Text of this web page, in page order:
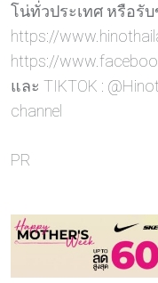
โน่ทั่วประเทศ หรือรั
https://
https://
และ TIKTOK :
channel
PR